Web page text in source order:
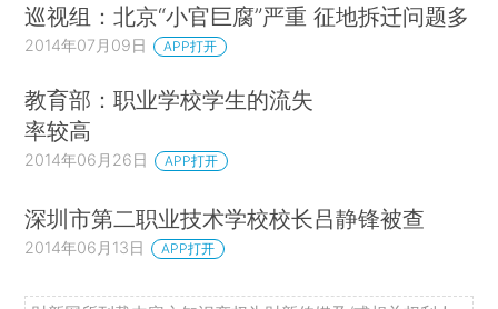
巡视组：北京“小官巨腐”严重 征地拆迁问题多
2014年07月09日 APP打开
教育部：职业学校学生的流失
率较高
2014年06月26日 APP打开
深圳市第二职业技术学校校长吕静锋被查
2014年06月13日 APP打开